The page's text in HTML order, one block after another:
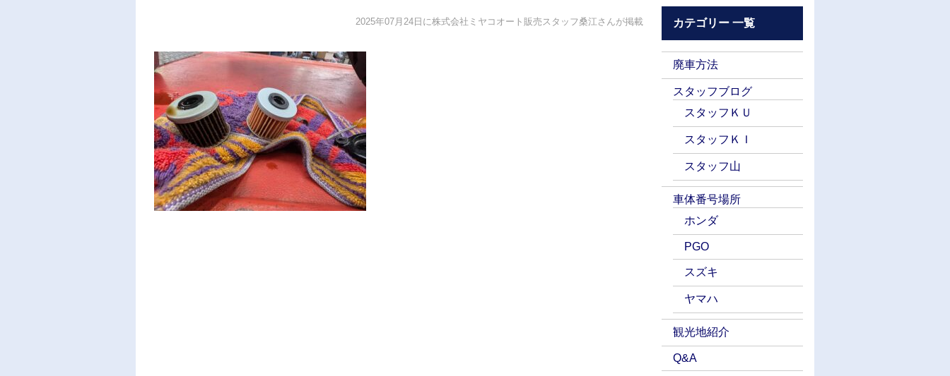
2025年07月24日に株式会社ミヤコオート販売スタッフ桑江さんが掲載 カテゴリー 一覧
廃車方法
スタッフブログ
スタッフＫＵ
スタッフＫＩ
スタッフ山
車体番号場所
ホンダ
PGO
スズキ
ヤマハ
観光地紹介
Q&A